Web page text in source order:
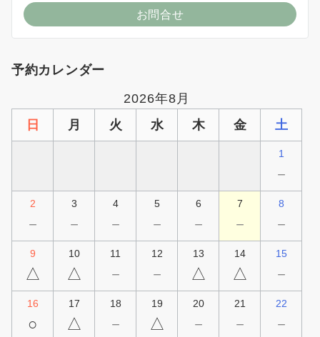
お問合せ
予約カレンダー
2026年8月
日
月 火 水 木 金 土
1
－
2
－
3
－
4
－
5
－
6
－
7
－
8
－
9
△
10
△
11
－
12
－
13
△
14
△
15
－
16
○
17
△
18
－
19
△
20
－
21
－
22
－